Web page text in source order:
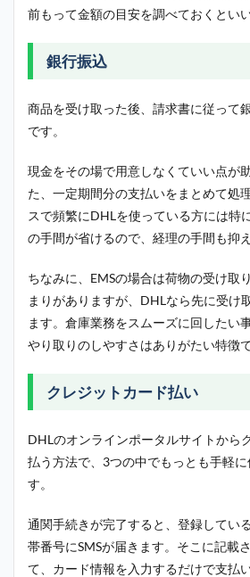
前もって金額の目安を調べておくとい
銀行振込
商品を受け取った後、請求書に従って
です。
現金をその場で用意しなくていい点が
た、一定期間分の支払いをまとめて処
スで頻繁にDHLを使っている方には特
の手間が省けるので、経理の手間も抑
ちなみに、EMSの場合は荷物の受け取
まりがありますが、DHLなら先に受け
ます。倉庫業務をスムーズに回したい
やり取りのしやすさはありがたい特徴で
クレジットカード払い
DHLのオンラインポータルサイトから
払う方法で、3つの中でもっとも手軽
す。
通関手続きが完了すると、登録してい
帯番号にSMSが届きます。そこに記載
て、カード情報を入力するだけで支払